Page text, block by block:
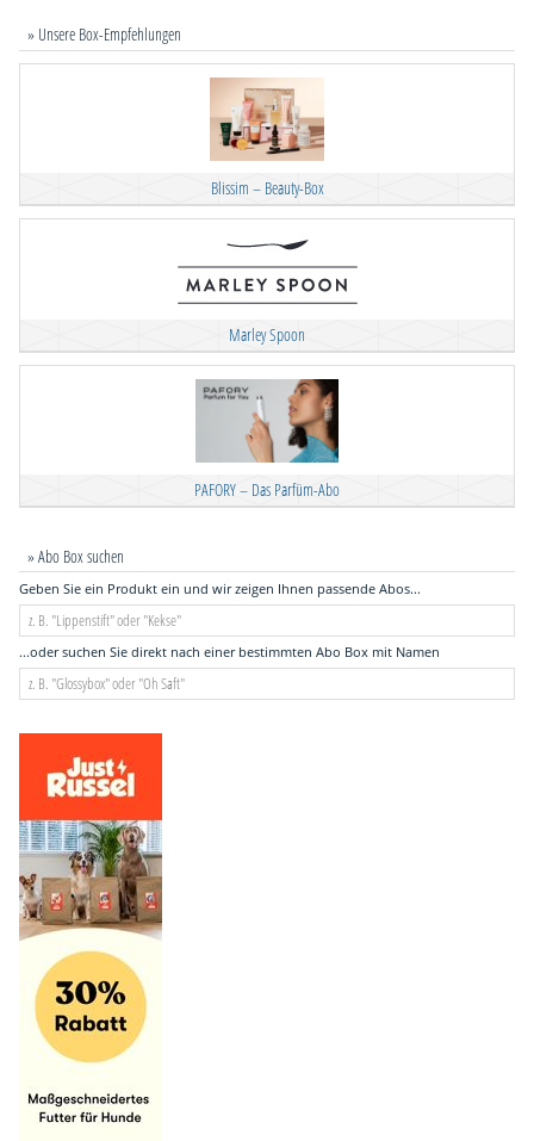
» Unsere Box-Empfehlungen
Blissim – Beauty-Box
Marley Spoon
PAFORY – Das Parfüm-Abo
» Abo Box suchen
Geben Sie ein Produkt ein und wir zeigen Ihnen passende Abos...
...oder suchen Sie direkt nach einer bestimmten Abo Box mit Namen